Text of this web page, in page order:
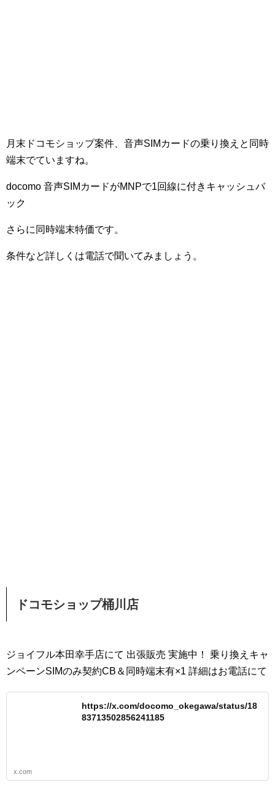
月末ドコモショップ案件、音声SIMカードの乗り換えと同時
端末でていますね。
docomo 音声SIMカードがMNPで1回線に付きキャッシュバ
ック
さらに同時端末特価です。
条件など詳しくは電話で聞いてみましょう。
ドコモショップ桶川店
ジョイフル本田幸手店にて 出張販売 実施中！ 乗り換えキャ
ンペーンSIMのみ契約CB＆同時端末有×1 詳細はお電話にて
https://x.com/docomo_okegawa/status/18
83713502856241185
x.com